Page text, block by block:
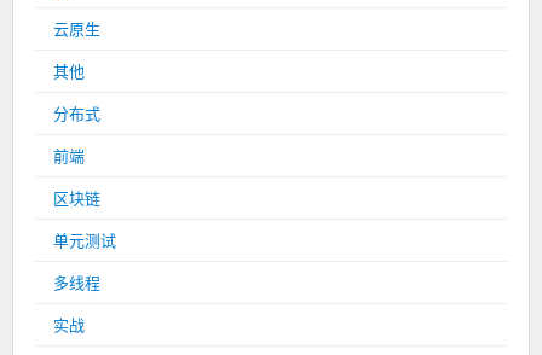
云原生
其他
分布式
前端
区块链
单元测试
多线程
实战